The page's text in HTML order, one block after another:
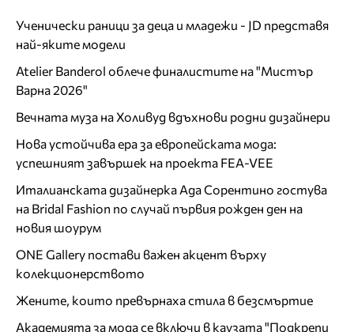
Ученически раници за деца и младежи - JD представя
най-яките модели
Atelier Banderol облече финалистите на "Мистър
Варна 2026"
Вечната муза на Холивуд вдъхнови родни дизайнери
Нова устойчива ера за европейската мода:
успешният завършек на проекта FEA-VEE
Италианската дизайнерка Ада Сорентино гостува
на Bridal Fashion по случай първия рожден ден на
новия шоурум
ONE Gallery постави важен акцент върху
колекционерството
Жените, които превърнаха стила в безсмъртие
Академията за мода се включи в каузата "Подкрепи